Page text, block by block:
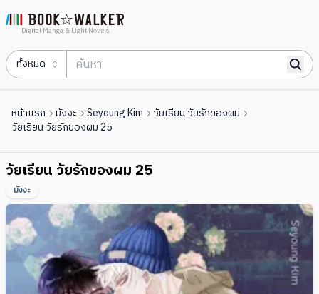
Digital Manga & Light Novels
ทั้งหมด
หน้าแรก มังงะ Seyoung Kim
วัยเรียน วัยรักของผม
วัยเรียน วัยรักของผม 25
วัยเรียน วัยรักของผม 25
มังงะ